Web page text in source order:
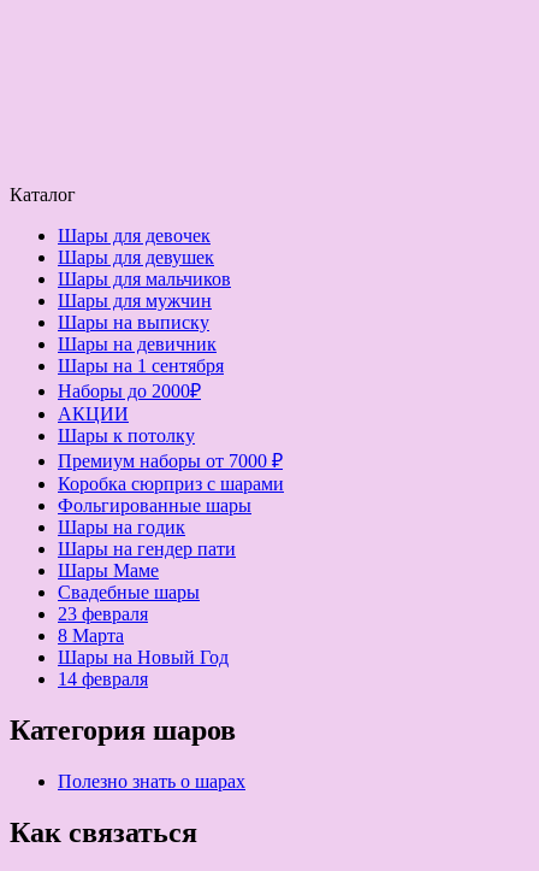
Каталог
Шары для девочек
Шары для девушек
Шары для мальчиков
Шары для мужчин
Шары на выписку
Шары на девичник
Шары на 1 сентября
Наборы до 2000₽
АКЦИИ
Шары к потолку
Премиум наборы от 7000 ₽
Коробка сюрприз с шарами
Фольгированные шары
Шары на годик
Шары на гендер пати
Шары Маме
Свадебные шары
23 февраля
8 Марта
Шары на Новый Год
14 февраля
Категория шаров
Полезно знать о шарах
Как связаться